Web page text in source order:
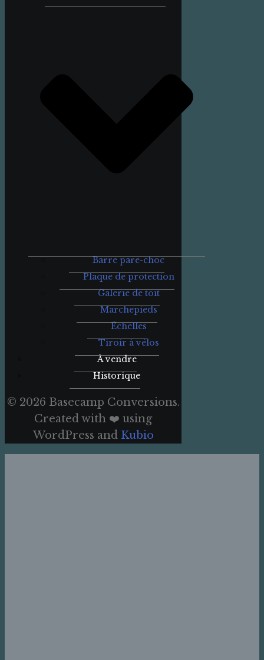
Barre pare-choc
Plaque de protection
Galerie de toit
Marchepieds
Échelles
Tiroir à vélos
À vendre
Historique
© 2026 Basecamp Conversions.
Created with ❤️ using
WordPress and Kubio